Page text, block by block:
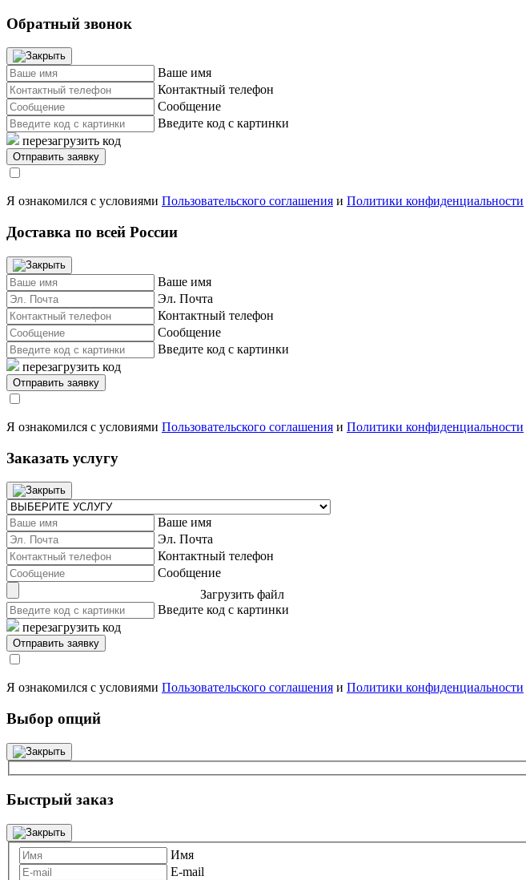
Обратный звонок
Ваше имя
Контактный телефон
Сообщение
Введите код с картинки
перезагрузить код
Я ознакомился с условиями Пользовательского соглашения и Политики конфиденциальности
Доставка по всей России
Ваше имя
Эл. Почта
Контактный телефон
Сообщение
Введите код с картинки
перезагрузить код
Я ознакомился с условиями Пользовательского соглашения и Политики конфиденциальности
Заказать услугу
Ваше имя
Эл. Почта
Контактный телефон
Сообщение
Загрузить файл
Введите код с картинки
перезагрузить код
Я ознакомился с условиями Пользовательского соглашения и Политики конфиденциальности
Выбор опций
Быстрый заказ
Имя
E-mail